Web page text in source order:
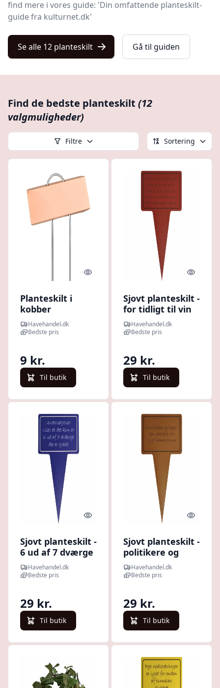
find mere i vores guide: 'Din omfattende planteskilt-
guide fra kulturnet.dk'
Se alle 12 planteskilt Gå til guiden
Find de bedste planteskilt (12
valgmuligheder)
Filtre Sortering
Quick look
Planteskilt i
kobber
Havehandel.dk
Bedste pris
9 kr.
Til butik
Quick
Sjovt planteskilt -
for tidligt til vin
Havehandel.dk
Bedste pris
29 kr.
Til butik
Quick look
Sjovt planteskilt -
6 ud af 7 dværge
Havehandel.dk
Bedste pris
29 kr.
Til butik
Quick
Sjovt planteskilt -
politikere og
bleer
Havehandel.dk
Bedste pris
29 kr.
Til butik